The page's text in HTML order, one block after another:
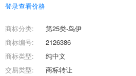
登录查看价格
商标分类:
第25类-鸟伊
商标编号:
2126386
商标类型:
纯中文
交易类型:
商标转让